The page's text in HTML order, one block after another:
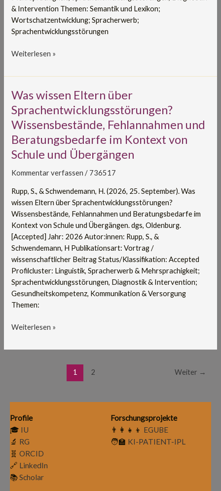
& Intervention Themen: Semantik und Lexikon;
Wortschatzentwicklung; Spracherwerb;
Sprachentwicklungsstörungen
Weiterlesen »
Was wissen Eltern über
Sprachentwicklungsstörungen?
Wissensbestände, Fehlannahmen und
Beratungsbedarfe im Kontext von
Schule und Übergängen
Kommentar verfassen / 736517
Rupp, S., & Schwendemann, H. (2026, 25. September). Was
wissen Eltern über Sprachentwicklungsstörungen?
Wissensbestände, Fehlannahmen und Beratungsbedarfe im
Kontext von Schule und Übergängen. dgs, Oldenburg.
[Accepted] Jahr: 2026 Autor:innen: Rupp, S., &
Schwendemann, H Publikationsart: Vortrag /
wissenschaftlicher Beitrag Status/Klassifikation: Accepted
Profilcluster: Linguistik, Spracherwerb & Mehrsprachigkeit;
Sprachentwicklungsstörungen, Diagnostik & Intervention;
Gesundheitskompetenz, Kommunikation & Versorgung
Themen:
Was
wissen
Eltern
über
Sprachentwicklungsstörungen?
Wissensbestände,
Fehlannahmen
und
im
Kontext
von
Schule
und
Übergängen
Weiterlesen »
1 2 Weiter →
Profile
🎓 IU
🔬 RG
🧬 ORCID
🔗 LinkedIn
📚Scholar
Forschungsprojekte
👨‍👩‍👧‍👦 EGUBE
🧑‍🏫 KI-PATIENT-IPL